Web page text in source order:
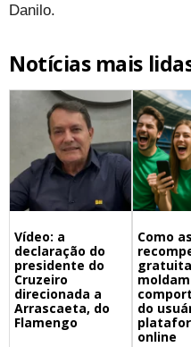
Danilo.
Notícias mais
Vídeo: a
declaração do
presidente do
Cruzeiro
direcionada a
Arrascaeta, do
Flamengo
Como as
do
online